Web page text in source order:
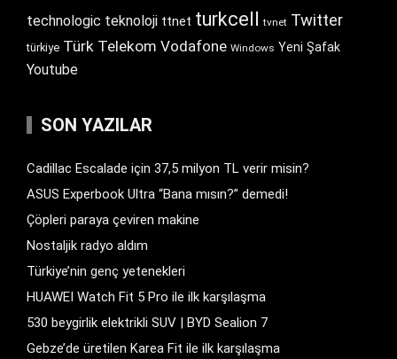
technologic teknoloji ttnet turkcell tvnet Twitter
türkiye Türk Telekom Vodafone Windows Yeni Şafak
Youtube
SON YAZILAR
Cadillac Escalade için 37,5 milyon TL verir misin?
ASUS Experbook Ultra “Bana mısın?” demedi!
Çöpleri paraya çeviren makine
Nostaljik radyo aldım
Türkiye’nin genç yetenekleri
HUAWEI Watch Fit 5 Pro ile ilk karşılaşma
530 beygirlik elektrikli SUV | BYD Sealion 7
Gebze’de üretilen Karea Fit ile ilk karşılaşma